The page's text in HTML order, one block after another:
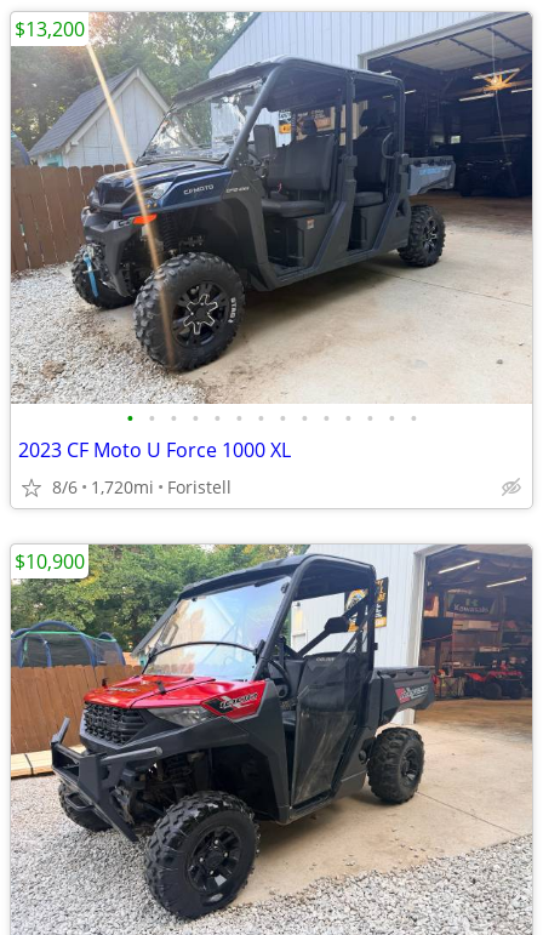
• • • • • • • • • • • • • •
2023 CF Moto U Force 1000 XL
8/6 1,720mi Foristell
$13,200
$10,900